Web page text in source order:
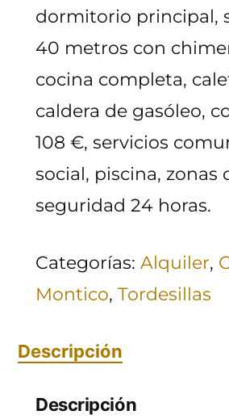
dormitorio principal,
40 metros con
cocina completa,
caldera de gasóleo,
108 €, servicios
social, piscina, zonas
seguridad 24 horas.
Categorías: Alquiler,
Montico, Tordesillas
Descripción
Descripción